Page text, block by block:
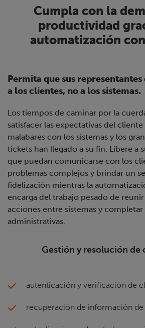
Cumpla con la
productividad
automatización
Permita que sus
a los clientes, no a los sistemas.
Los tiempos de caminar por la
satisfacer las expectativas del
malabares con los sistemas y los
tickets han llegado a su fin. Libere a
que puedan comunicarse con los
problemas complejos y brindar un
fidelización mientras la
encarga del trabajo pesado de
acciones entre sistemas y completar
administrativas.
Gestión y resolución de
autenticación y verificación de
recuperación de información de